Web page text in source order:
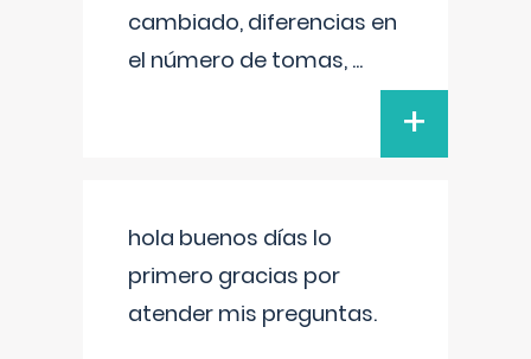
cambiado, diferencias en
el número de tomas, ...
+
hola buenos días lo
primero gracias por
atender mis preguntas.